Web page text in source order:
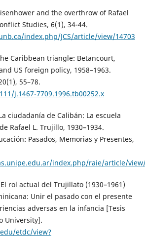
and the overthrow of Rafael
Studies, 6(1), 34-44.
index.php/JCS/article/view/14703
Caribbean triangle: Betancourt,
US foreign policy, 1958–1963.
55–78.
j.1467-7709.1996.tb00252.x
ciudadanía de Calibán: La escuela
Rafael L. Trujillo, 1930–1934.
Pasados, Memorias y Presentes,
index.php/raie/article/
rol actual del Trujillato (1930–1961)
Unir el pasado con el presente
adversas en la infancia [Tesis
University].
etdc/view?